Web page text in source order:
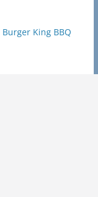
Burger King BBQ